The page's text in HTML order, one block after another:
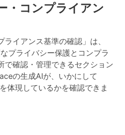
コンプライアン
ライアンス基準の確認」は、
プライバシー保護とコンプラ
で確認・管理できるセクション
の生成AIが、いかにして
体現しているかを確認できま